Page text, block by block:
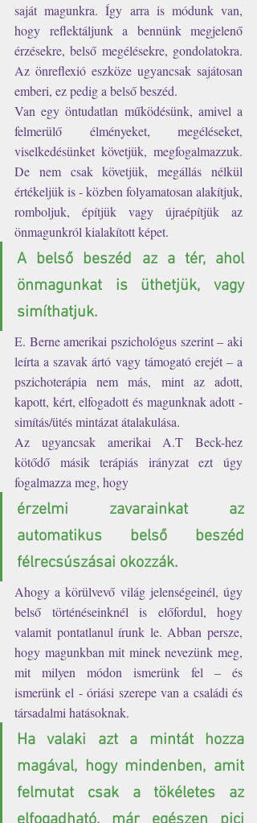
saját magunkra. Így arra is módunk van,
hogy reflektáljunk a bennünk megjelenő
érzésekre, belső megélésekre, gondolatokra.
Az önreflexió eszköze ugyancsak sajátosan
emberi, ez pedig a belső beszéd.
Van egy öntudatlan működésünk, amivel a
felmerülő élményeket, megéléseket,
viselkedésünket követjük, megfogalmazzuk.
De nem csak követjük, megállás nélkül
értékeljük is - közben folyamatosan alakítjuk,
romboljuk, építjük vagy újraépítjük az
önmagunkról kialakított képet.
A belső beszéd az a tér, ahol
önmagunkat is üthetjük, vagy
simíthatjuk.
E. Berne amerikai pszichológus szerint – aki
leírta a szavak ártó vagy támogató erejét – a
pszichoterápia nem más, mint az adott,
kapott, kért, elfogadott és magunknak adott -
simítás/ütés mintázat átalakulása.
Az ugyancsak amerikai A.T Beck-hez
kötődő másik terápiás irányzat ezt úgy
fogalmazza meg, hogy
érzelmi zavarainkat az
automatikus belső beszéd
félrecsúszásai okozzák.
Ahogy a körülvevő világ jelenségeinél, úgy
belső történéseinknél is előfordul, hogy
valamit pontatlanul írunk le. Abban persze,
hogy magunkban mit minek nevezünk meg,
mit milyen módon ismerünk fel – és
ismerünk el - óriási szerepe van a családi és
társadalmi hatásoknak.
Ha valaki azt a mintát hozza
magával, hogy mindenben, amit
felmutat csak a tökéletes az